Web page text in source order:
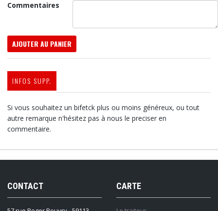
Commentaires
AJOUTER AU PANIER
INFOS SUPP.
Si vous souhaitez un bifetck plus ou moins généreux, ou tout
autre remarque n'hésitez pas à nous le preciser en
commentaire.
CONTACT CARTE